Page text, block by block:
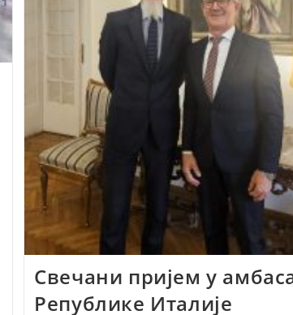
Свечани пријем у
Републике Италије